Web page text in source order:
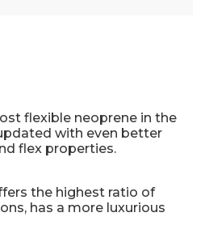
flexible neoprene in the
with even better
flex properties.
the highest ratio of
has a more luxurious